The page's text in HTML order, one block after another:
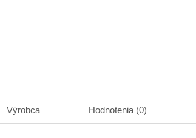
Výrobca Hodnotenia (0)